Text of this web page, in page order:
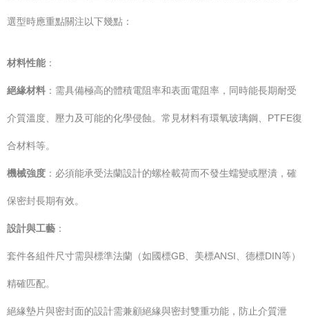
選型時應重點關注以下幾點：
材料性能 ：
絕緣材料 ：需具備極高的體積電阻率和表面電阻率，同時能長期耐受
介質溫度、壓力及可能的化學侵蝕。常見材料有環氧玻璃鋼、PTFE復
合材料等。
機械強度 ：必須能承受法蘭設計的螺栓載荷而不發生蠕變或壓潰，確
保密封長期有效。
設計與工藝 ：
套件各組件尺寸需與標準法蘭（如國標GB、美標ANSI、德標DIN等）
精確匹配。
絕緣墊片與密封面的設計需兼顧絕緣與密封雙重功能，防止介質泄